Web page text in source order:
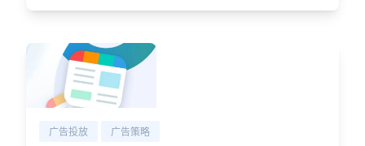
广告投放 广告策略